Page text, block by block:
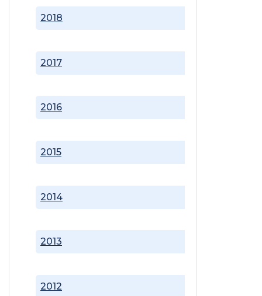
2012
2013
2014
2015
2016
2017
2018